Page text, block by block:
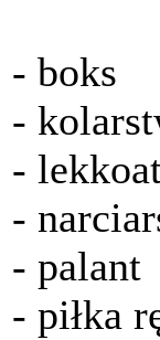
- boks
-
-
-
- palant
- piłka